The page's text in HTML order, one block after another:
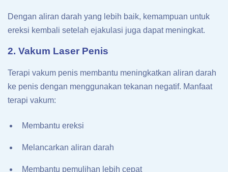
Dengan aliran darah yang lebih baik, kemampuan untuk
ereksi kembali setelah ejakulasi juga dapat meningkat.
2. Vakum Laser Penis
Terapi vakum penis membantu meningkatkan aliran darah
ke penis dengan menggunakan tekanan negatif. Manfaat
terapi vakum:
Membantu ereksi
Melancarkan aliran darah
Membantu pemulihan lebih cepat